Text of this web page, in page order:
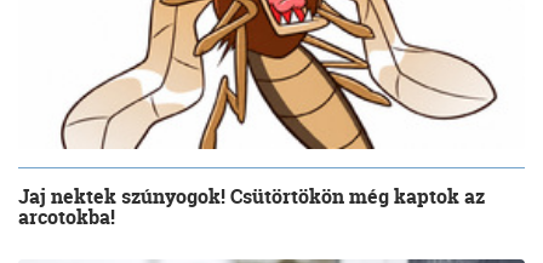
Jaj nektek szúnyogok! Csütörtökön még kaptok az
arcotokba!